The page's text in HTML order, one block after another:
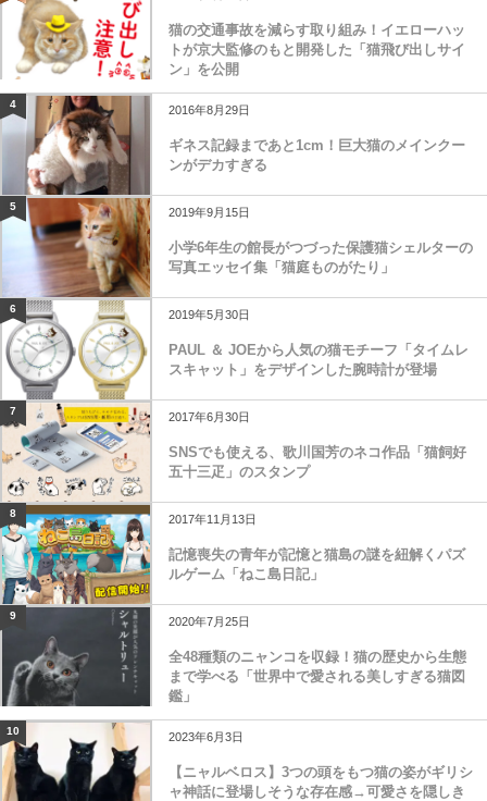
猫の交通事故を減らす取り組み！イエローハッ
トが京大監修のもと開発した「猫飛び出しサイ
ン」を公開
4 2016年8月29日
ギネス記録まであと1cm！巨大猫のメインクー
ンがデカすぎる
5 2019年9月15日
小学6年生の館長がつづった保護猫シェルターの
写真エッセイ集「猫庭ものがたり」
6 2019年5月30日
PAUL ＆ JOEから人気の猫モチーフ「タイムレ
スキャット」をデザインした腕時計が登場
7 2017年6月30日
SNSでも使える、歌川国芳のネコ作品「猫飼好
五十三疋」のスタンプ
8 2017年11月13日
記憶喪失の青年が記憶と猫島の謎を紐解くパズ
ルゲーム「ねこ島日記」
9 2020年7月25日
全48種類のニャンコを収録！猫の歴史から生態
まで学べる「世界中で愛される美しすぎる猫図
鑑」
10 2023年6月3日
【ニャルベロス】3つの頭をもつ猫の姿がギリシ
ャ神話に登場しそうな存在感→可愛さを隠しき